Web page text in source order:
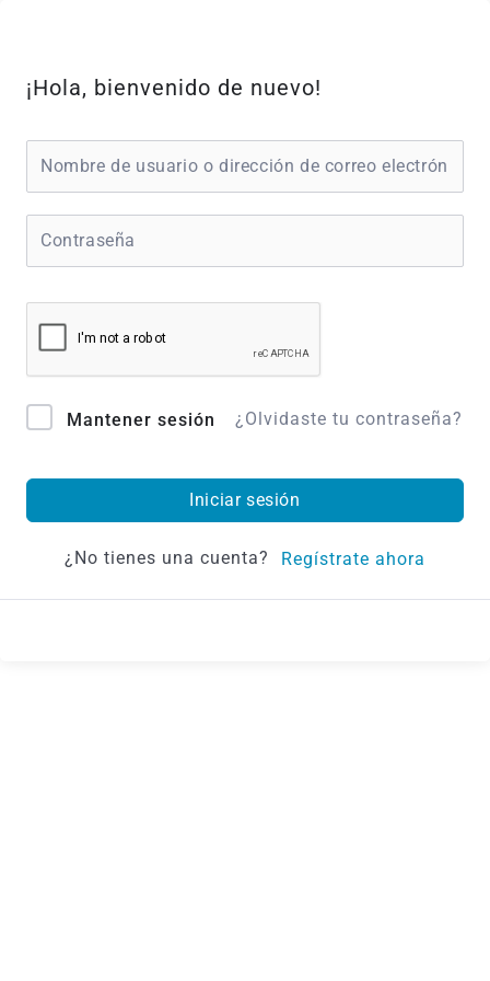
contenido
¡Hola, bienvenido de nuevo!
Mantener sesión ¿Olvidaste tu contraseña?
Iniciar sesión
¿No tienes una cuenta? Regístrate ahora